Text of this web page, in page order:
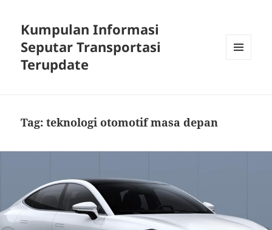
Kumpulan Informasi
Seputar Transportasi
Terupdate
Tag:teknologi otomotif masa depan